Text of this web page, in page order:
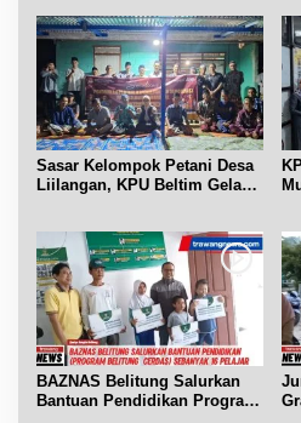
Sasar Kelompok Petani Desa
Liilangan, KPU Beltim Gelar
BAZNAS Belitung Salurkan
Bantuan Pendidikan Program